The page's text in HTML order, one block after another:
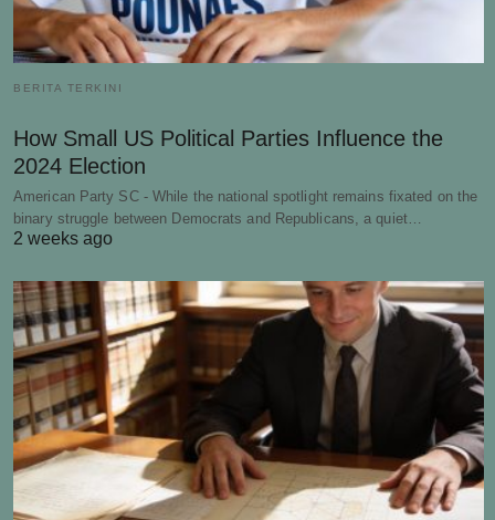
BERITA TERKINI
How Small US Political Parties Influence the
2024 Election
American Party SC - While the national spotlight remains fixated on the
binary struggle between Democrats and Republicans, a quiet…
2 weeks ago